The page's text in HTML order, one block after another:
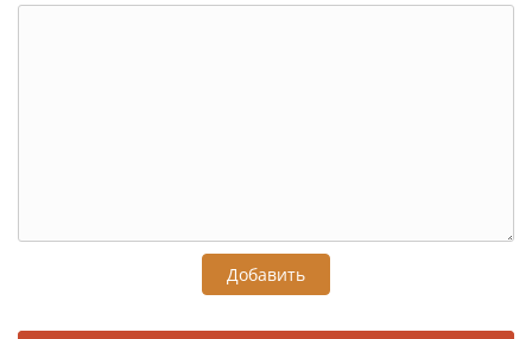
Добавить